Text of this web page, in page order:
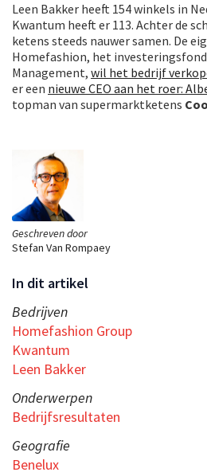
Geschreven door
Stefan Van Rompaey
In dit artikel
Bedrijven
Homefashion Group
Kwantum
Leen Bakker
Onderwerpen
Bedrijfsresultaten
Geografie
Benelux
Leen Bakker heeft 154 winkels in
Kwantum heeft er 113. Achter de
ketens steeds nauwer samen. De
Homefashion, het
Management, wil het bedrijf
er een nieuwe CEO aan het roer:
topman van supermarktketens